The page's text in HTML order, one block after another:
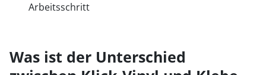
Arbeitsschritt
Was ist der Unterschied